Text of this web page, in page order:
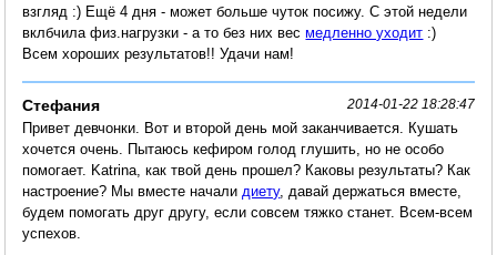
взгляд :) Ещё 4 дня - может больше чуток посижу. С этой недели
вклбчила физ.нагрузки - а то без них весмедленно уходит :)
Всем хороших результатов!! Удачи нам!
Стефания 2014-01-22 18:28:47
Привет девчонки. Вот и второй день мой заканчивается. Кушать
хочется очень. Пытаюсь кефиром голод глушить, но не особо
помогает. Katrina, как твой день прошел? Каковы результаты? Как
настроение? Мы вместе начали диету, давай держаться вместе,
будем помогать друг другу, если совсем тяжко станет. Всем-всем
успехов.